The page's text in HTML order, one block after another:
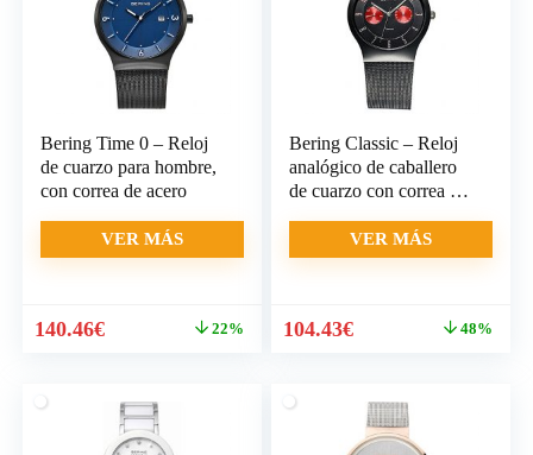
Bering Time 0 – Reloj
de cuarzo para hombre,
con correa de acero
VER MÁS
El
era:
140.46€El
es:
140.46€.
22%
Bering Classic – Reloj
analógico de caballero
de cuarzo con correa de
VER MÁS
El
era:
104.43€El
es:
104.43€.
48%